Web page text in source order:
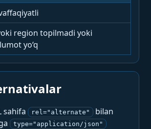
region topilmadi yoki
yo‘q
sahifa rel="alternate"
bilan
type="application/json"